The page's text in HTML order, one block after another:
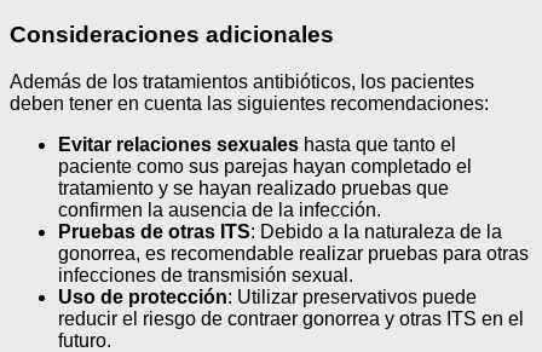
Consideraciones adicionales
Además de los tratamientos antibióticos, los pacientes
deben tener en cuenta las siguientes recomendaciones:
Evitar relaciones sexuales hasta que tanto el
paciente como sus parejas hayan completado el
tratamiento y se hayan realizado pruebas que
confirmen la ausencia de la infección.
Pruebas de otras ITS: Debido a la naturaleza de la
gonorrea, es recomendable realizar pruebas para otras
infecciones de transmisión sexual.
Uso de protección: Utilizar preservativos puede
reducir el riesgo de contraer gonorrea y otras ITS en el
futuro.